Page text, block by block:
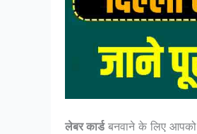
लेबर कार्डबनवाने के लिए आपको